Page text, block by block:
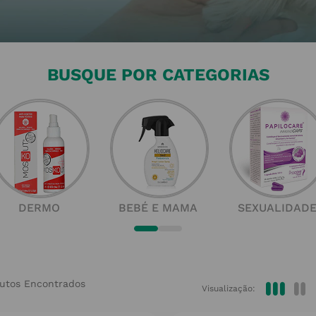
BUSQUE POR CATEGORIAS
DERMO BEBÉ E MAMA SEXUALIDADE
Visualização: